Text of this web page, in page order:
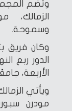
وتضم
الزمالك،
وسموحة.
وكان فريق
الدور ربع
الأربعة، جامعًا
ويأتي
مودرن